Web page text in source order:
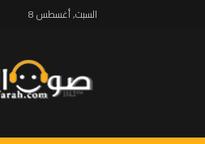
السبت, أغسطس 8